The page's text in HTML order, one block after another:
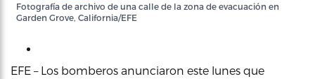
Fotografía de archivo de una calle de la zona de evacuación en
Garden Grove, California/EFE
EFE – Los bomberos anunciaron este lunes que